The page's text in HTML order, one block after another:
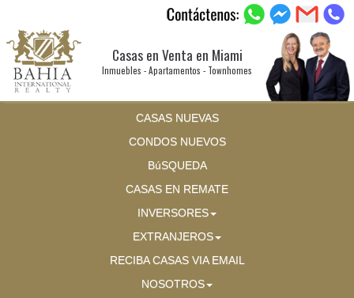
Casas en Venta en Miami
Inmuebles - Apartamentos - Townhomes
CASAS NUEVAS
CONDOS NUEVOS
BúSQUEDA
CASAS EN REMATE
INVERSORES
EXTRANJEROS
RECIBA CASAS VIA EMAIL
NOSOTROS